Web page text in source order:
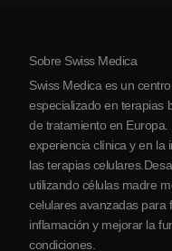
Sobre Serbia
Colaboraciones
Sobre Swiss Medica
Swiss Medica es un
especializado en terapias
de tratamiento en
experiencia clínica y en la
las terapias
utilizando células madre
celulares avanzadas para
inflamación y mejorar la
condiciones.